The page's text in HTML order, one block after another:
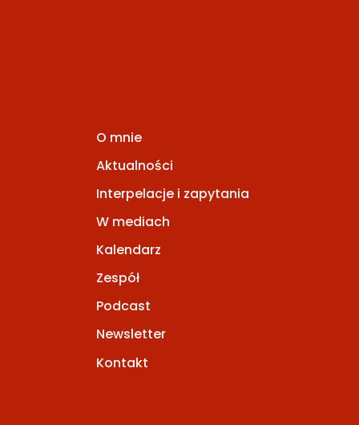
O mnie
Aktualności
Interpelacje i zapytania
W mediach
Kalendarz
Zespół
Podcast
Newsletter
Kontakt